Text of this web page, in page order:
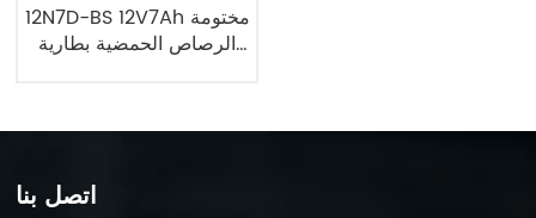
12N7D-BS 12V7Ah مختومة
الرصاص الحمضية بطارية
اتصل بنا